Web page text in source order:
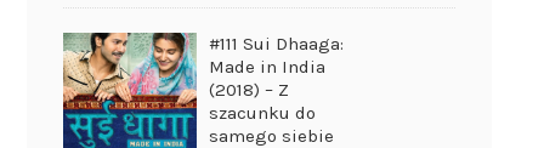
#111 Sui Dhaaga:
Made in India
(2018) – Z
szacunku do
samego siebie